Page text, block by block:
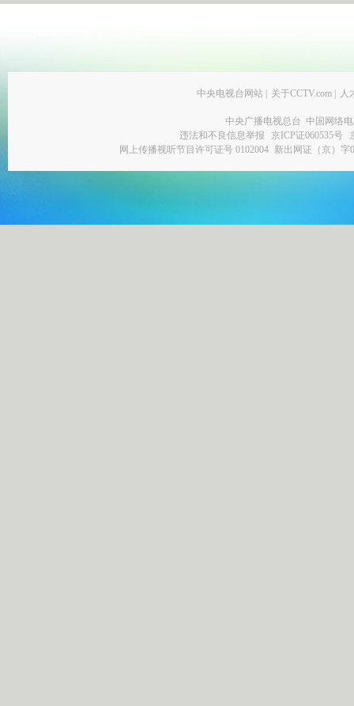
中央电视台网站 | 关于CCTV.com | 人
中央广播电视总台 中国网络
违法和不良信息举报
京ICP证060535号
网上传播视听节目许可证号 0102004 新出网证（京）